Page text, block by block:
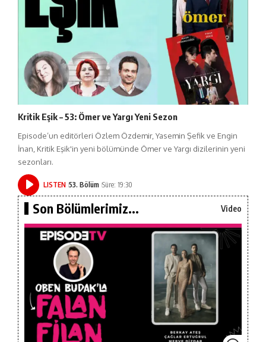
Kritik Eşik – 53: Ömer ve Yargı Yeni Sezon
Episode’un editörleri Özlem Özdemir, Yasemin Şefik ve Engin
İnan, Kritik Eşik'in yeni bölümünde Ömer ve Yargı dizilerinin yeni
sezonları.
LISTEN 53. Bölüm Süre: 19:30
Son Bölümlerimiz... Video